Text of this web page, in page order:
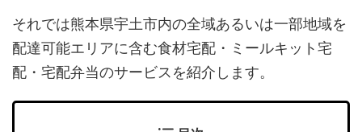
それでは熊本県宇土市内の全域あるいは一部地域を
配達可能エリアに含む食材宅配・ミールキット宅
配・宅配弁当のサービスを紹介します。